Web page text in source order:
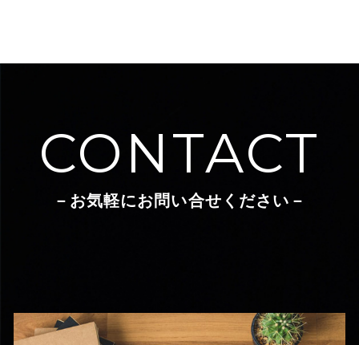
CONTACT
－お気軽にお問い合せください－